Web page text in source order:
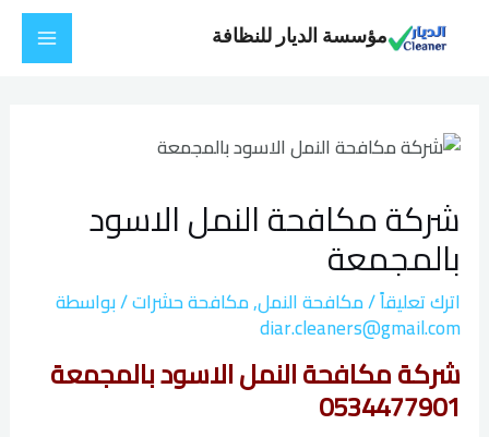
مؤسسة الديار للنظافة
Main
شركة مكافحة النمل الاسود
بالمجمعة
اترك تعليقاً/مكافحة النمل,مكافحة حشرات/ بواسطة
diar.cleaners@gmail.com
شركة مكافحة النمل الاسود بالمجمعة
0534477901